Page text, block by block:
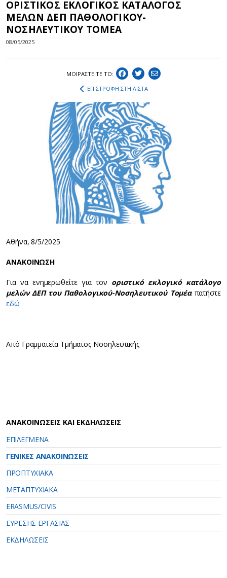
ΟΡΙΣΤΙΚΟΣ ΕΚΛΟΓΙΚΟΣ ΚΑΤΑΛΟΓΟΣ
ΜΕΛΩΝ ΔΕΠ ΠΑΘΟΛΟΓΙΚΟΥ-
ΝΟΣΗΛΕΥΤΙΚΟΥ ΤΟΜΕΑ
08/05/2025
ΜΟΙΡΑΣΤEIΤΕ ΤΟ:
ΕΠΙΣΤΡΟΦΗ ΣΤΗ ΛΙΣΤΑ
Αθήνα, 8/5/2025
ΑΝΑΚΟΙΝΩΣΗ
Για να ενημερωθείτε για τον οριστικό εκλογικό κατάλογο
μελών ΔΕΠ του Παθολογικού-Νοσηλευτικού Τομέα πατήστε
εδώ
Από Γραμματεία Τμήματος Νοσηλευτικής
ΑΝΑΚΟΙΝΩΣΕΙΣ ΚΑΙ ΕΚΔΗΛΩΣΕΙΣ
ΕΠΙΛΕΓΜΕΝΑ
ΓΕΝΙΚΕΣ ΑΝΑΚΟΙΝΩΣΕΙΣ
ΠΡΟΠΤΥΧΙΑΚΑ
ΜΕΤΑΠΤΥΧΙΑΚΑ
ERASMUS/CIVIS
ΕΥΡΕΣΗΣ ΕΡΓΑΣΙΑΣ
ΕΚΔΗΛΩΣΕΙΣ